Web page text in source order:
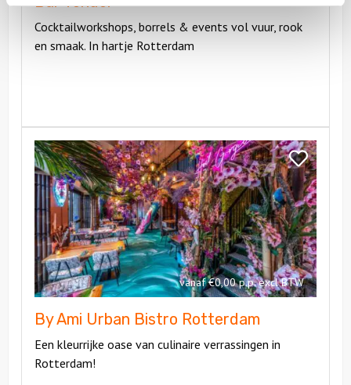
Cocktailworkshops, borrels & events vol vuur, rook
en smaak. In hartje Rotterdam
Bekijk
By
Ami
Urban
Bistro
Rotterdam
vanaf €0,00 p.p. excl BTW
By Ami Urban Bistro Rotterdam
Een kleurrijke oase van culinaire verrassingen in
Rotterdam!
Ami
Urban
Bistro
Rotterdam